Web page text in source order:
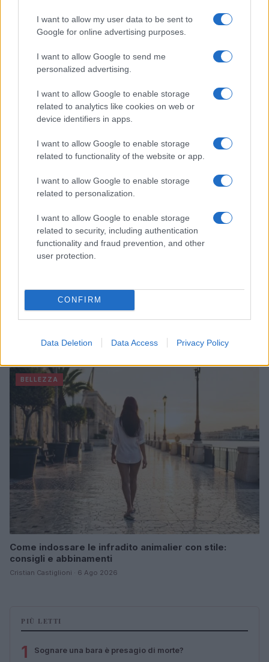
I want to allow my user data to be sent to
Google for online advertising purposes.
I want to allow Google to send me
personalized advertising.
I want to allow Google to enable storage
related to analytics like cookies on web or
device identifiers in apps.
I want to allow Google to enable storage
related to functionality of the website or app.
I want to allow Google to enable storage
related to personalization.
I want to allow Google to enable storage
related to security, including authentication
functionality and fraud prevention, and other
user protection.
CONFIRM
Data Deletion Data Access Privacy Policy
Corsi gratuiti di benessere a Riccione: il programma
completo
LIFESTYLE
freschezza
BELLEZZA
Come indossare le infradito animalier con stile:
consigli e abbinamenti
Cristian Castiglioni · 6 Ago 2026
PIÙ LETTI
1 Sognare una bara è presagio di morte?